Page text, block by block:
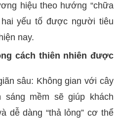
hiệu theo hướng “chữa
hai yếu tố được người tiêu
nay.
cách thiên nhiên được
sâu: Không gian với cây
mềm sẽ giúp khách
dễ dàng “thả lỏng” cơ thể